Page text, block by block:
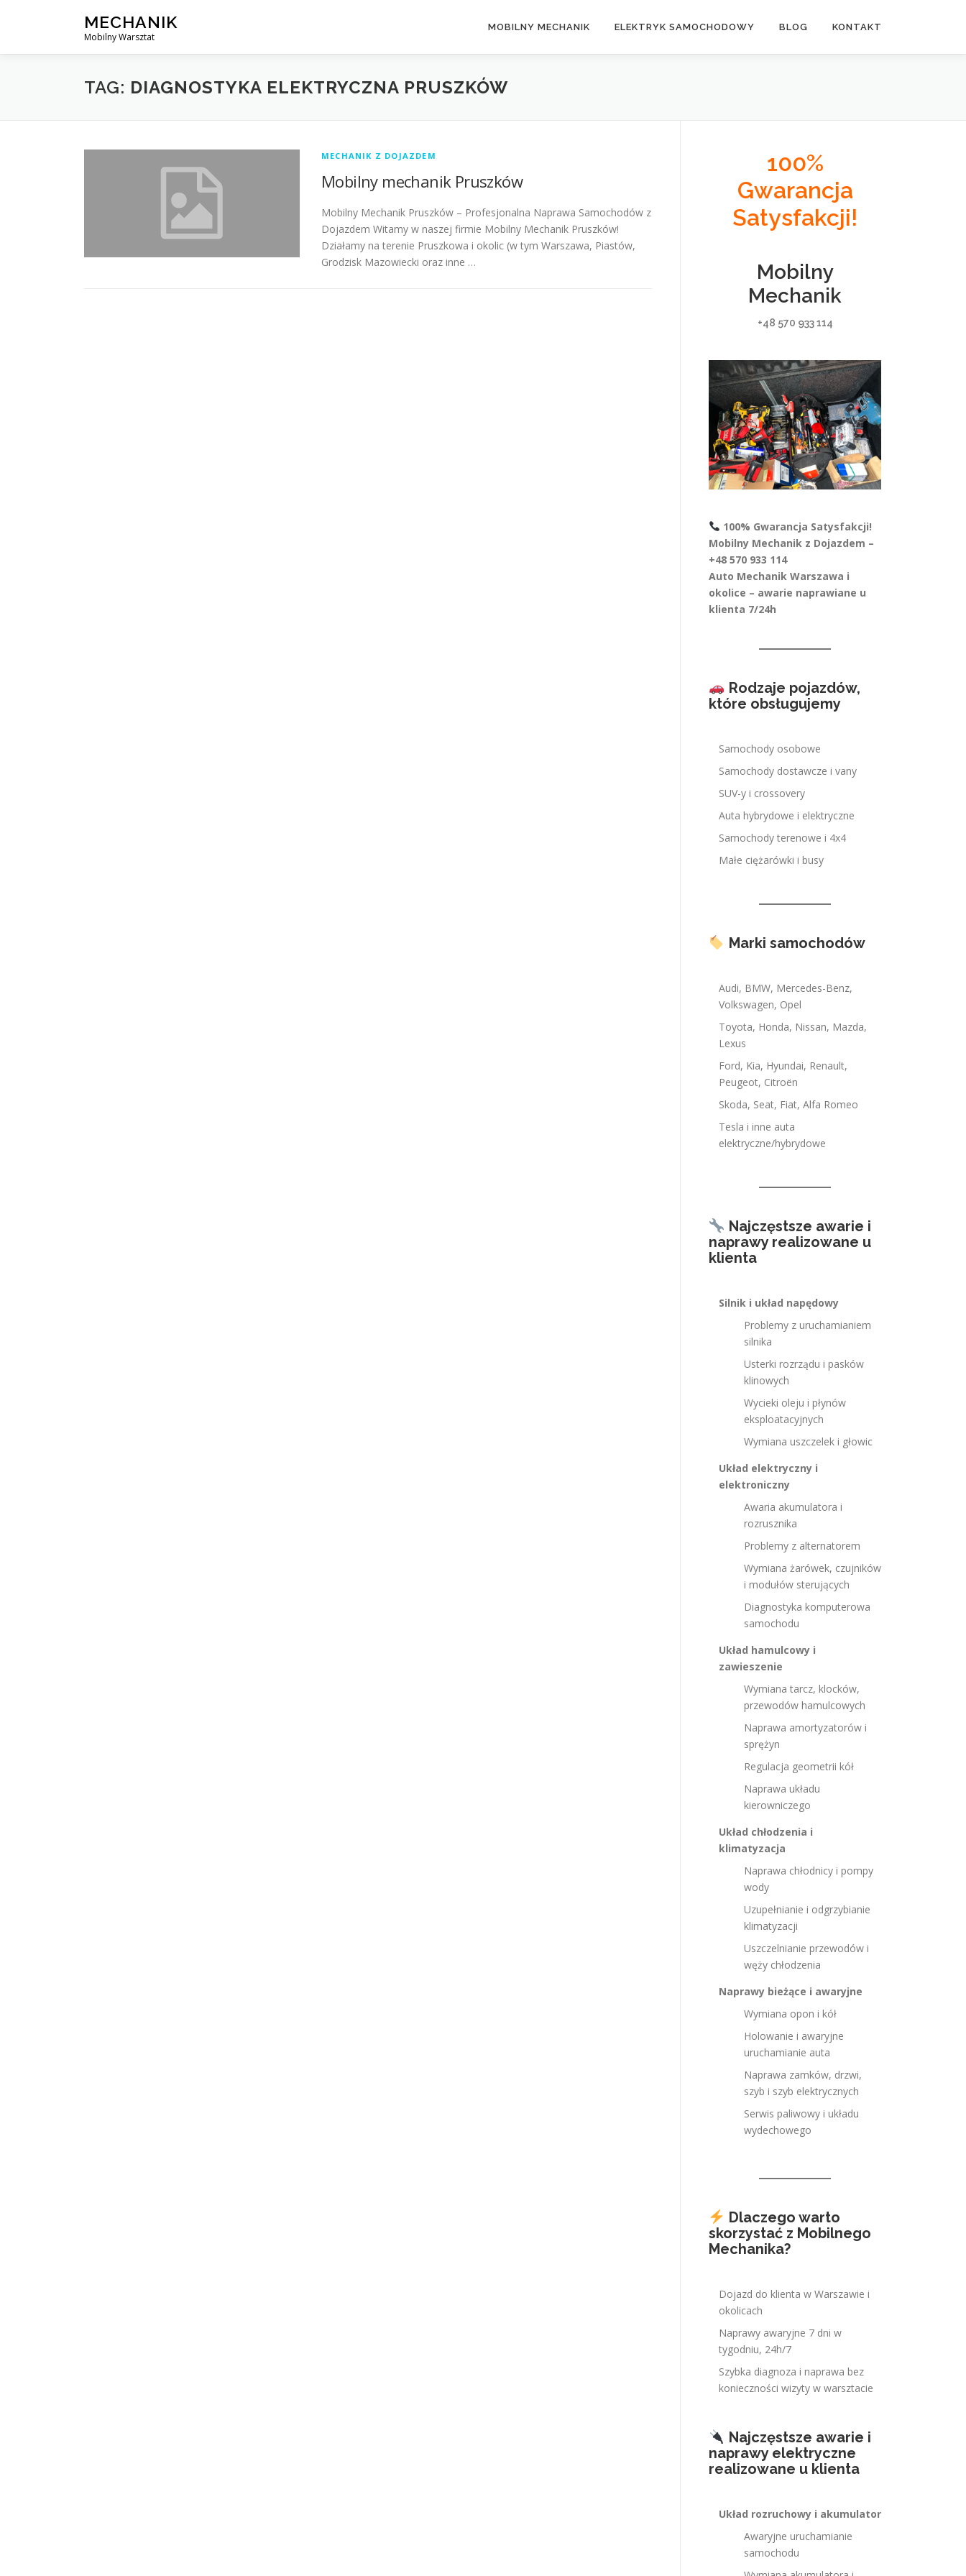
MECHANIK
Mobilny Warsztat
MOBILNY MECHANIK ELEKTRYK SAMOCHODOWY BLOG KONTAKT
TAG: DIAGNOSTYKA ELEKTRYCZNA PRUSZKÓW
MECHANIK Z DOJAZDEM
Mobilny mechanik Pruszków
Mobilny Mechanik Pruszków – Profesjonalna Naprawa Samochodów z
Dojazdem Witamy w naszej firmie Mobilny Mechanik Pruszków!
Działamy na terenie Pruszkowa i okolic (w tym Warszawa, Piastów,
Grodzisk Mazowiecki oraz inne …
100%
Gwarancja
Satysfakcji!
Mobilny
Mechanik
+48 570 933 114
100% Gwarancja Satysfakcji!
Mobilny Mechanik z Dojazdem –
+48 570 933 114
Auto Mechanik Warszawa i
okolice – awarie naprawiane u
klienta 7/24h
Rodzaje pojazdów,
które obsługujemy
Samochody osobowe
Samochody dostawcze i vany
SUV-y i crossovery
Auta hybrydowe i elektryczne
Samochody terenowe i 4x4
Małe ciężarówki i busy
Marki samochodów
Audi, BMW, Mercedes-Benz,
Volkswagen, Opel
Toyota, Honda, Nissan, Mazda,
Lexus
Ford, Kia, Hyundai, Renault,
Peugeot, Citroën
Skoda, Seat, Fiat, Alfa Romeo
Tesla i inne auta
elektryczne/hybrydowe
Najczęstsze awarie i
naprawy realizowane u
klienta
Silnik i układ napędowy
Problemy z uruchamianiem
silnika
Usterki rozrządu i pasków
klinowych
Wycieki oleju i płynów
eksploatacyjnych
Wymiana uszczelek i głowic
Układ elektryczny i
elektroniczny
Awaria akumulatora i
rozrusznika
Problemy z alternatorem
Wymiana żarówek, czujników
i modułów sterujących
Diagnostyka komputerowa
samochodu
Układ hamulcowy i
zawieszenie
Wymiana tarcz, klocków,
przewodów hamulcowych
Naprawa amortyzatorów i
sprężyn
Regulacja geometrii kół
Naprawa układu
kierowniczego
Układ chłodzenia i
klimatyzacja
Naprawa chłodnicy i pompy
wody
Uzupełnianie i odgrzybianie
klimatyzacji
Uszczelnianie przewodów i
węży chłodzenia
Naprawy bieżące i awaryjne
Wymiana opon i kół
Holowanie i awaryjne
uruchamianie auta
Naprawa zamków, drzwi,
szyb i szyb elektrycznych
Serwis paliwowy i układu
wydechowego
Dlaczego warto
skorzystać z Mobilnego
Mechanika?
Dojazd do klienta w Warszawie i
okolicach
Naprawy awaryjne 7 dni w
tygodniu, 24h/7
Szybka diagnoza i naprawa bez
konieczności wizyty w warsztacie
Najczęstsze awarie i
naprawy elektryczne
realizowane u klienta
Układ rozruchowy i akumulator
Awaryjne uruchamianie
samochodu